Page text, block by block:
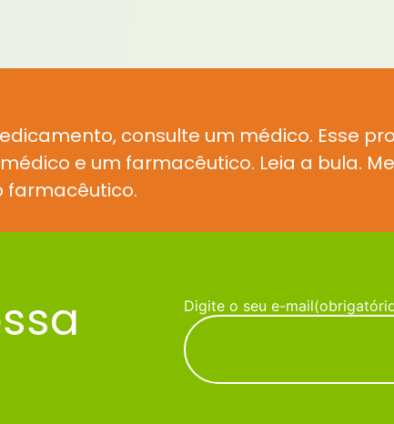
consulte um médico. Esse
e um farmacêutico. Leia a bula.
farmacêutico.
Digite o seu e-mail